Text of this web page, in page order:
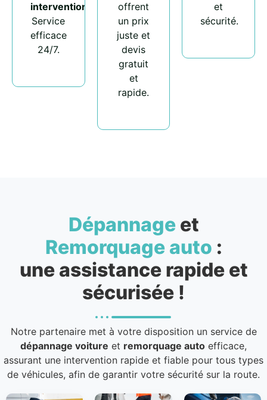
intervention
Service
efficace
24/7.
offrent
un prix
juste et
devis
gratuit
et
rapide.
et
sécurité.
Dépannageet
Remorquage auto :
une assistance rapide et
sécurisée !
Notre partenaire met à votre disposition un service de
dépannage voiture et remorquage auto efficace,
assurant une intervention rapide et fiable pour tous types
de véhicules, afin de garantir votre sécurité sur la route.